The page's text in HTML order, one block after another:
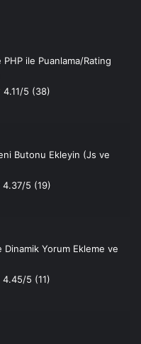
ile Puanlama/Rating
4.11/5 (38)
Butonu Ekleyin (Js ve
4.37/5 (19)
Dinamik Yorum Ekleme ve
4.45/5 (11)